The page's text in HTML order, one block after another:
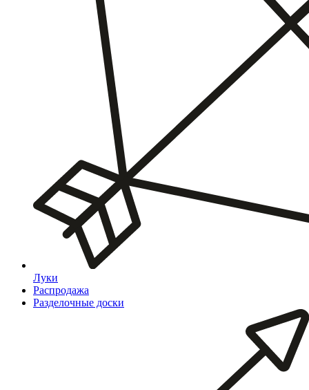
Луки
Распродажа
Разделочные доски